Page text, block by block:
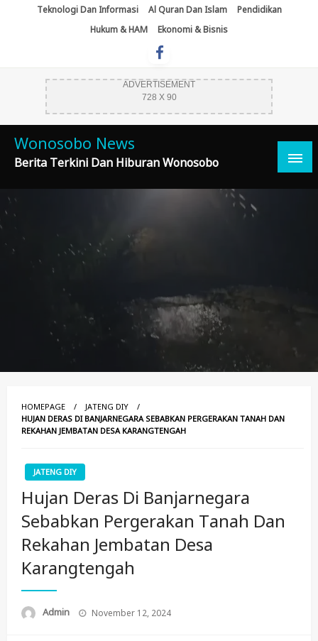
Teknologi Dan Informasi Al Quran Dan Islam
Pendidikan
Hukum & HAM
Ekonomi & Bisnis
ADVERTISEMENT
728 X 90
Wonosobo News
Berita Terkini Dan Hiburan Wonosobo
HOMEPAGE
JATENG DIY
HUJAN DERAS DI BANJARNEGARA SEBABKAN PERGERAKAN TANAH DAN
REKAHAN JEMBATAN DESA KARANGTENGAH
JATENG DIY
Hujan Deras Di Banjarnegara
Sebabkan Pergerakan Tanah Dan
Rekahan Jembatan Desa
Karangtengah
Admin
Posted
November 12, 2024